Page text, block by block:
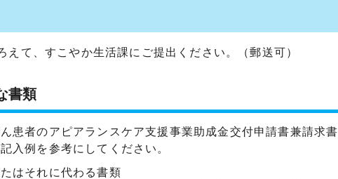
えて、すこやか生活課にご提出ください。（郵送可）
書類
患者のアピアランスケア支援事業助成金交付申請書兼請求書
入例を参考にしてください。
はそれに代わる書類